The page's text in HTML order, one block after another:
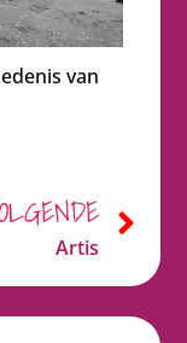
van
Artis